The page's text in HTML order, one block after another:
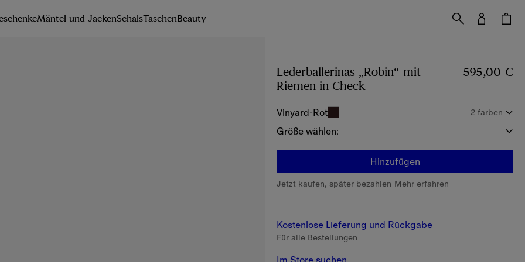
Mäntel und JackenSchalsTaschenBeauty
Lederballerinas „Robin“ mit
Riemen in Check
595,00 €
Vinyard-Rot 2 farben
Größe wählen:
Hinzufügen
Jetzt kaufen, später bezahlen Mehr erfahren
Kostenlose Lieferung und Rückgabe
Für alle Bestellungen